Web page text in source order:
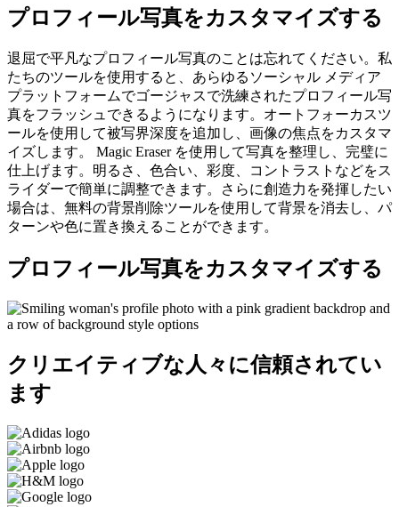
プロフィール写真をカスタマイズする
退屈で平凡なプロフィール写真のことは忘れてください。私
たちのツールを使用すると、あらゆるソーシャル メディア
プラットフォームでゴージャスで洗練されたプロフィール写
真をフラッシュできるようになります。オートフォーカスツ
ールを使用して被写界深度を追加し、画像の焦点をカスタマ
イズします。 Magic Eraser を使用して写真を整理し、完璧に
仕上げます。明るさ、色合い、彩度、コントラストなどをス
ライダーで簡単に調整できます。さらに創造力を発揮したい
場合は、無料の背景削除ツールを使用して背景を消去し、パ
ターンや色に置き換えることができます。
プロフィール写真をカスタマイズする
クリエイティブな人々に信頼されてい
ます